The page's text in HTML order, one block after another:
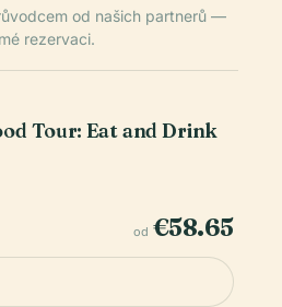
od našich partnerů —
rezervaci.
Tour: Eat and Drink
od €58.65